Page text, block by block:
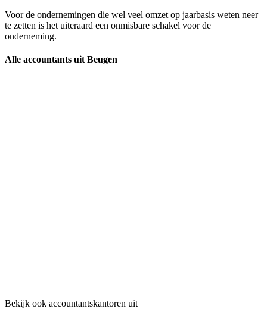
Voor de ondernemingen die wel veel omzet op jaarbasis weten neer
te zetten is het uiteraard een onmisbare schakel voor de
onderneming.
Alle accountants uit Beugen
Bekijk ook accountantskantoren uit